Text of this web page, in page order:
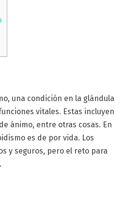
una condición en la glándula
vitales. Estas incluyen
ánimo, entre otras cosas. En
es de por vida. Los
y seguros, pero el reto para